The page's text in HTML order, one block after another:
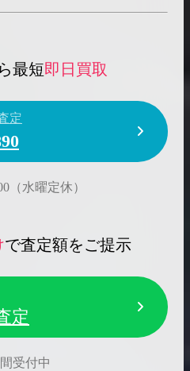
最短即日買取
定
（水曜定休）
で査定額をご提示
定
受付中